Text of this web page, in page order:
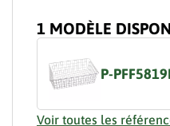
1 MODÈLE
P-
Voir toutes les